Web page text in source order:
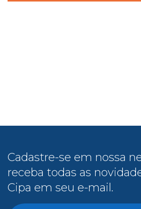
Cadastre-se em nossa
receba todas as
Cipa em seu e-mail.